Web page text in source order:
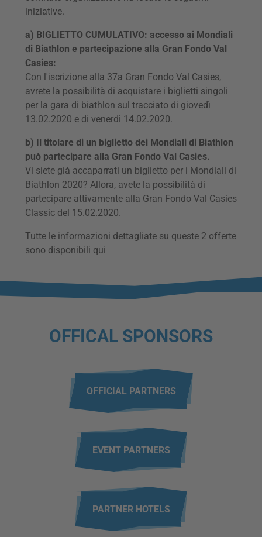
iniziative.
a) BIGLIETTO CUMULATIVO: accesso ai Mondiali
di Biathlon e partecipazione alla Gran Fondo Val
Casies:
Con l'iscrizione alla 37a Gran Fondo Val Casies,
avrete la possibilità di acquistare i biglietti singoli
per la gara di biathlon sul tracciato di giovedì
13.02.2020 e di venerdì 14.02.2020.
b) Il titolare di un biglietto dei Mondiali di Biathlon
può partecipare alla Gran Fondo Val Casies.
Vi siete già accaparrati un biglietto per i Mondiali di
Biathlon 2020? Allora, avete la possibilità di
partecipare attivamente alla Gran Fondo Val Casies
Classic del 15.02.2020.
Tutte le informazioni dettagliate su queste 2 offerte
sono disponibili qui
OFFICAL SPONSORS
OFFICIAL PARTNERS
EVENT PARTNERS
PARTNER HOTELS